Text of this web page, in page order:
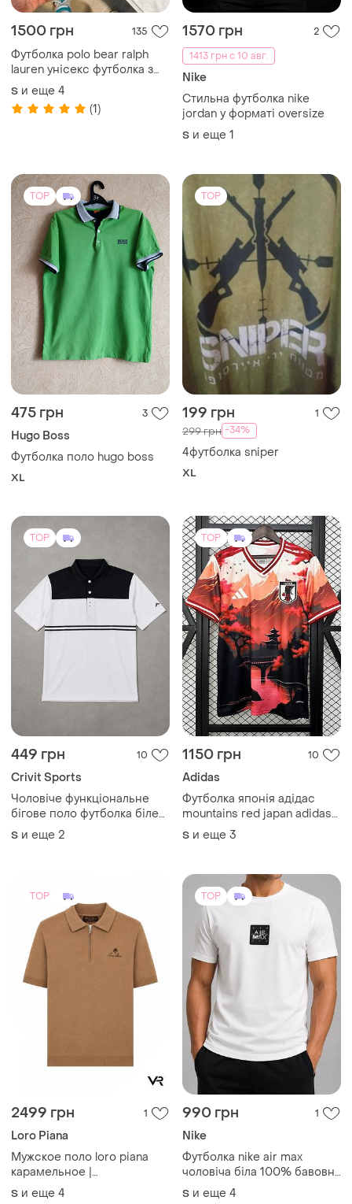
1500 грн 135
Футболка polo bear ralph
lauren унісекс футболка з
ведмедем,футболка
унисекс, футболка с
медведем
S и еще 4
(1)
1570 грн
2
1413 грн с 10 авг.
Nike
Стильна футболка nike
jordan у форматі oversize
S и еще 1
TOP
475 грн 3
Hugo Boss
Футболка поло hugo boss
XL
TOP
199 грн 1
299 грн -34%
4футболка sniper
XL
TOP
449 грн 10
Crivit Sports
Чоловіче функціональне
бігове поло футболка біле
crivit sports
S и еще 2
TOP
1150 грн 10
Adidas
Футболка японія адідас
mountains red japan adidas
унісекс аніме one piece
S и еще 3
TOP
2499 грн 1
Loro Piana
Мужское поло loro piana
карамельное |
премиальная трикотажная
S и еще 4
TOP
990 грн 1
Nike
Футболка nike air max
чоловіча біла 100% бавовна
літня преміум камбоджа
S и еще 4